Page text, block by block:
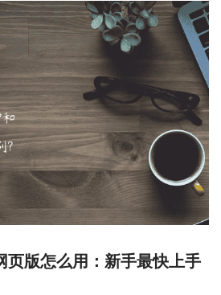
版怎么用：新手最快上手